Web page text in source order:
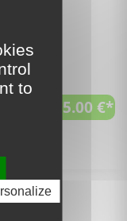
5.00 €*
to